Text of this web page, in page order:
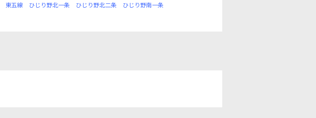
東五線 ひじり野北一条 ひじり野北二条
ひじり野南一条